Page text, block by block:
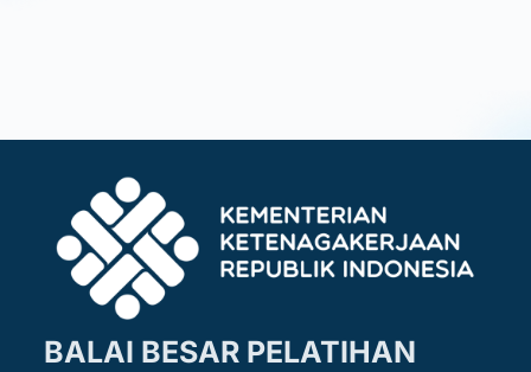
BALAI BESAR PELATIHAN